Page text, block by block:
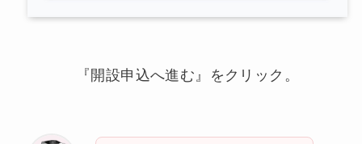
『開設申込へ進む』をクリック。